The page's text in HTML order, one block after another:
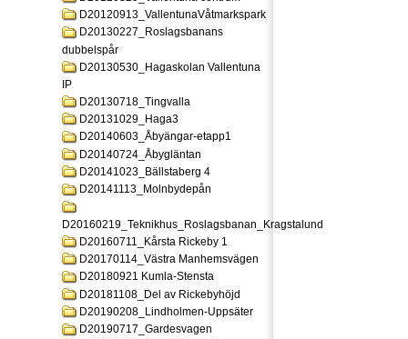
D20120913_VallentunaVåtmarkspark
D20130227_Roslagsbanans
dubbelspår
D20130530_Hagaskolan Vallentuna
IP
D20130718_Tingvalla
D20131029_Haga3
D20140603_Åbyängar-etapp1
D20140724_Åbygläntan
D20141023_Bällstaberg 4
D20141113_Molnbydepån
D20160219_Teknikhus_Roslagsbanan_Kragstalund
D20160711_Kårsta Rickeby 1
D20170114_Västra Manhemsvägen
D20180921 Kumla-Stensta
D20181108_Del av Rickebyhöjd
D20190208_Lindholmen-Uppsäter
D20190717_Gardesvagen